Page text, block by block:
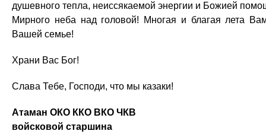
душевного тепла, неиссякаемой энергии и Божией
Мирного неба над головой! Многая и благая лета
Вашей семье!
Храни Вас Бог!
Слава Тебе, Господи, что мы казаки!
Атаман ОКО ККО ВКО ЧКВ
войсковой старшина